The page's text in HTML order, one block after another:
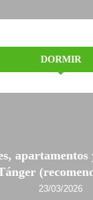
DORMIR
apartamentos
23/03/2026